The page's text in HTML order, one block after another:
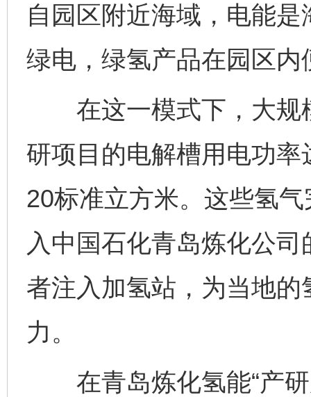
自园区附近海域，电能
绿电，绿氢产品在园区内
在这一模式下，大规
研项目的电解槽用电功
20标准立方米。这些氢
入中国石化青岛炼化公
者注入加氢站，为当地
力。
在青岛炼化氢能“产研